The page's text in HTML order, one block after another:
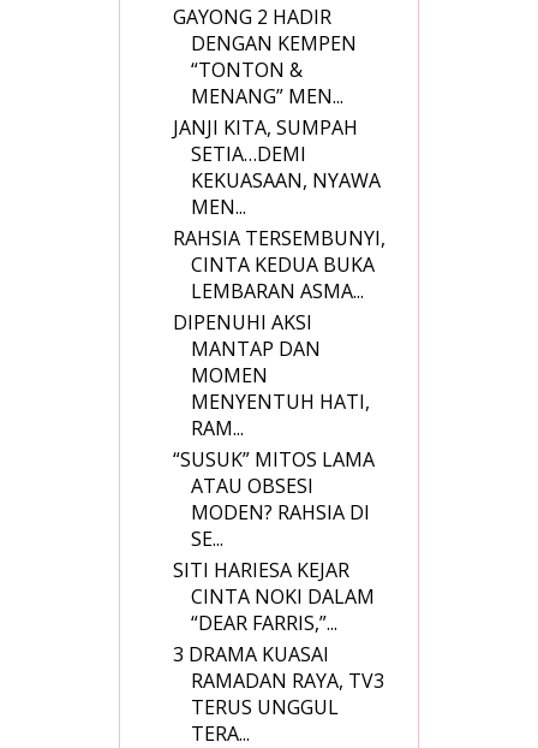
GAYONG 2 HADIR
DENGAN KEMPEN
“TONTON &
MENANG” MEN...
JANJI KITA, SUMPAH
SETIA…DEMI
KEKUASAAN, NYAWA
MEN...
RAHSIA TERSEMBUNYI,
CINTA KEDUA BUKA
LEMBARAN ASMA...
DIPENUHI AKSI
MANTAP DAN
MOMEN
MENYENTUH HATI,
RAM...
“SUSUK” MITOS LAMA
ATAU OBSESI
MODEN? RAHSIA DI
SE...
SITI HARIESA KEJAR
CINTA NOKI DALAM
“DEAR FARRIS,”...
3 DRAMA KUASAI
RAMADAN RAYA, TV3
TERUS UNGGUL
TERA...